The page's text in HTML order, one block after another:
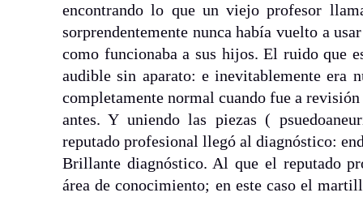
encontrando lo que un viejo profesor
sorprendentemente nunca había vuelto a
como funcionaba a sus hijos. El ruido que
audible sin aparato: e inevitablemente era
completamente normal cuando fue a
antes. Y uniendo las piezas (
reputado profesional llegó al diagnóstico:
Brillante diagnóstico. Al que el reputado
área de conocimiento; en este caso el